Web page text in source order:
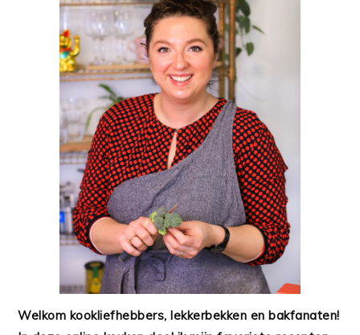
Welkom kookliefhebbers, lekkerbekken en bakfanaten!